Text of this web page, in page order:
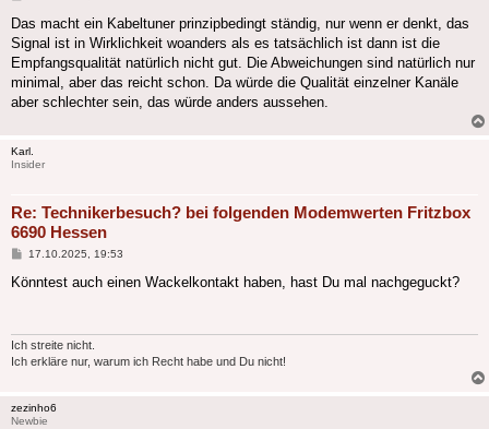
Das macht ein Kabeltuner prinzipbedingt ständig, nur wenn er denkt, das
Signal ist in Wirklichkeit woanders als es tatsächlich ist dann ist die
Empfangsqualität natürlich nicht gut. Die Abweichungen sind natürlich nur
minimal, aber das reicht schon. Da würde die Qualität einzelner Kanäle
aber schlechter sein, das würde anders aussehen.
Karl.
Insider
Re: Technikerbesuch? bei folgenden Modemwerten Fritzbox
6690 Hessen
Beitrag
17.10.2025, 19:53
Könntest auch einen Wackelkontakt haben, hast Du mal nachgeguckt?
Ich streite nicht.
Ich erkläre nur, warum ich Recht habe und Du nicht!
zezinho6
Newbie